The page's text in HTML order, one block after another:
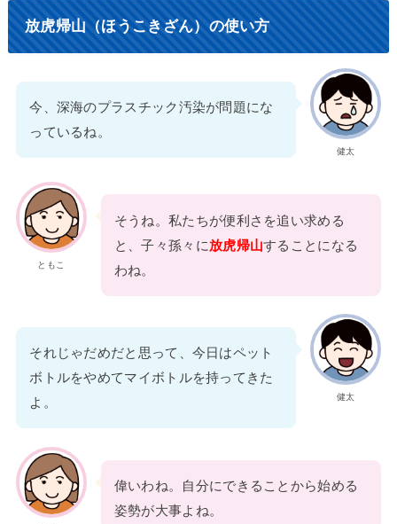
放虎帰山（ほうこきざん）の使い方
健太
今、深海のプラスチック汚染が問題にな
っているね。
ともこ
そうね。私たちが便利さを追い求める
と、子々孫々に放虎帰山することになる
わね。
健太
それじゃだめだと思って、今日はペット
ボトルをやめてマイボトルを持ってきた
よ。
偉いわね。自分にできることから始める
姿勢が大事よね。